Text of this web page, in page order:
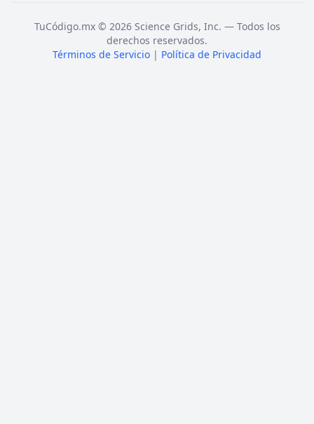
TuCódigo.mx © 2026 Science Grids, Inc. — Todos los
derechos reservados.
Términos de Servicio | Política de Privacidad